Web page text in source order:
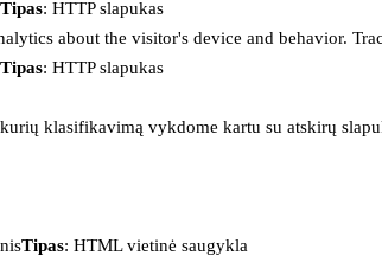
Tipas: HTTP slapukas
about the visitor's device and behavior.
Tipas: HTTP slapukas
klasifikavimą vykdome kartu su atskirų
Tipas: HTML vietinė saugykla